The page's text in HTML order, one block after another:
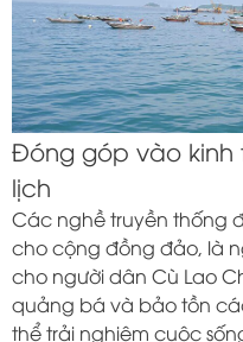
Đóng góp vào
lịch
Các nghề truyền thống
cho cộng đồng đảo, là
cho người dân Cù Lao
quảng bá và bảo tồn
thể trải nghiệm cuộc